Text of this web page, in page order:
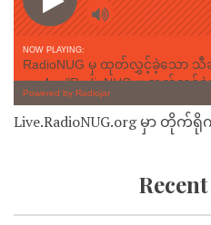
Live.RadioNUG.org မှာ တိုက်